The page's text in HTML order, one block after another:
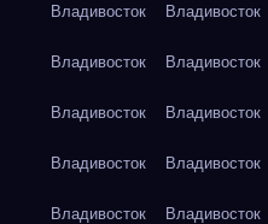
Владивосток Владивосток
Владивосток Владивосток
Владивосток Владивосток
Владивосток Владивосток
Владивосток Владивосток